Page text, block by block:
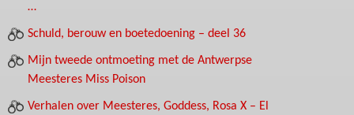
…
Schuld, berouw en boetedoening – deel 36
Mijn tweede ontmoeting met de Antwerpse
Meesteres Miss Poison
Verhalen over Meesteres, Goddess, Rosa X – El